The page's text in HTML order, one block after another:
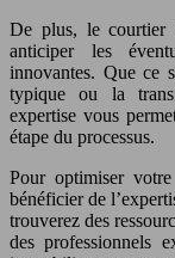
De plus, le courtier
anticiper les
innovantes. Que ce
typique ou la
expertise vous
étape du processus.
Pour optimiser
bénéficier de
trouverez des
des professionnels